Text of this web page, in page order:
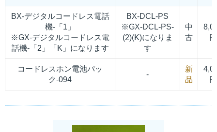
BX-デジタルコードレス電話
機-「1」
※GX-デジタルコードレス電
話機-「2」「K」になります
BX-DCL-PS
※GX-DCL-PS-
(2)(K)になりま
す
中
古
円
コードレスホン電池パッ
ク-094
-
新
品
円